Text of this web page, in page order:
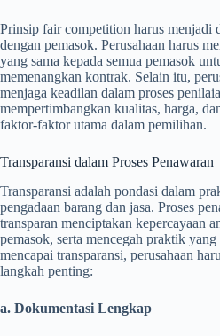
Prinsip fair competition harus menjadi
dengan pemasok. Perusahaan harus
yang sama kepada semua pemasok
memenangkan kontrak. Selain itu,
menjaga keadilan dalam proses
mempertimbangkan kualitas, harga,
faktor-faktor utama dalam pemilihan.
Transparansi dalam Proses Penawaran
Transparansi adalah pondasi dalam
pengadaan barang dan jasa. Proses
transparan menciptakan kepercayaan
pemasok, serta mencegah praktik
mencapai transparansi, perusahaan
langkah penting:
a. Dokumentasi Lengkap